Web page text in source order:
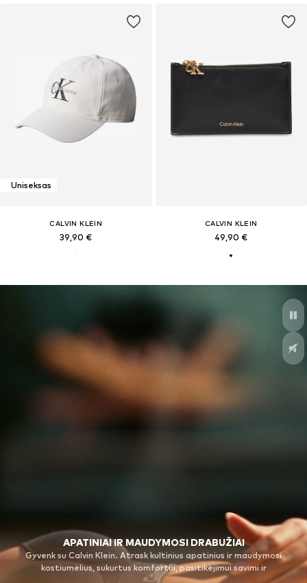
Uniseksas
CALVIN KLEIN
39,90 €
CALVIN KLEIN
49,90 €
APATINIAI IR MAUDYMOSI DRABUŽIAI
Gyvenk su Calvin Klein. Atrask kultinius apatinius ir maudymosi
kostiumėlius, sukurtus komfortui, pasitikėjimui savimi ir
nepriekaištingam prigludimui.